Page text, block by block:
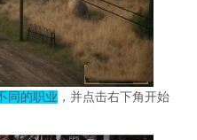
同的职业 ，并点击右下角开始